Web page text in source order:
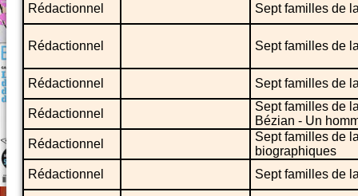
Rédactionnel Sept familles de
Rédactionnel Sept familles de
Rédactionnel Sept familles de
Rédactionnel
Sept familles de
Bézian - Un
Rédactionnel
Sept familles de
biographiques
Rédactionnel
Sept familles de